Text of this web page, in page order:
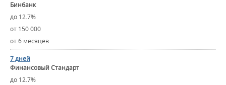
Бинбанк
до 12.7%
от 150 000
от 6 месяцев
7 дней
Финансовый Стандарт
до 12.7%